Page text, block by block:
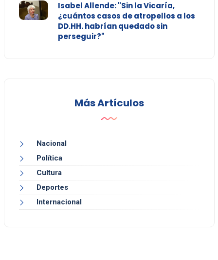
Isabel Allende: "Sin la Vicaría,
¿cuántos casos de atropellos a los
DD.HH. habrían quedado sin
perseguir?"
Más Artículos
Nacional
Política
Cultura
Deportes
Internacional